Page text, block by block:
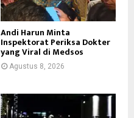
Andi Harun Minta
Inspektorat Periksa Dokter
yang Viral di Medsos
Agustus 8, 2026